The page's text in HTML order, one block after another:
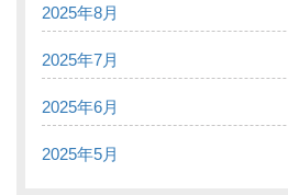
2025年8月
2025年7月
2025年6月
2025年5月